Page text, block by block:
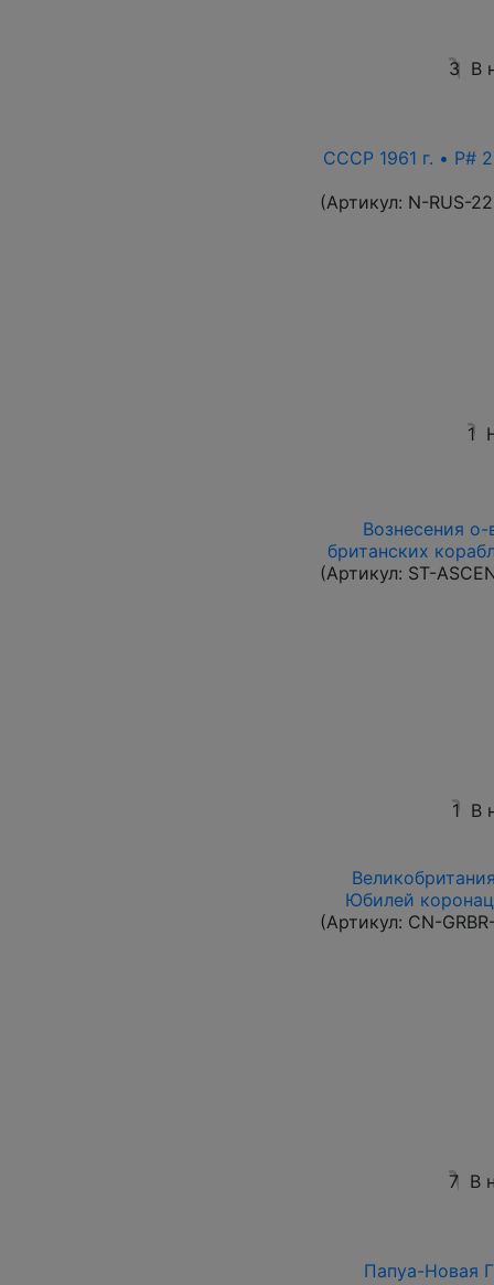
3 В
СССР 1961 г. • P#
(Артикул: N-RUS-
1
Вознесения
британских
(Артикул: ST-
1 В
Юбилей
(Артикул: CN-
7 В
Папуа-Новая